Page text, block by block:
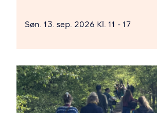
Søn. 13. sep. 2026 Kl. 11 - 17